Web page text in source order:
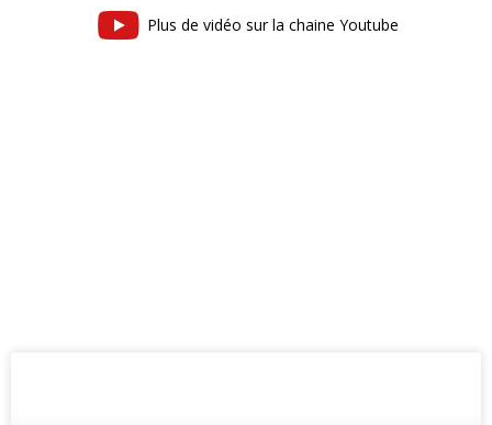
Plus de vidéo sur la chaine Youtube